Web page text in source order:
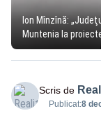
Ion Mînzînă:
Muntenia la
Scris de
Publicat:8